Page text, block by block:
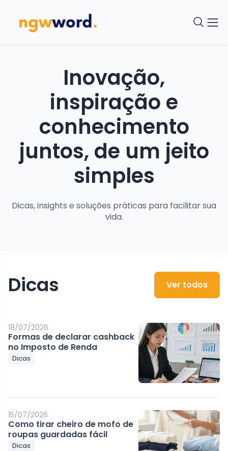
Inovação,
inspiração e
conhecimento
juntos, de um jeito
simples
Dicas, insights e soluções práticas para facilitar sua
vida.
Dicas Ver todos
18/07/2026
Formas de declarar cashback
no Imposto de Renda
Dicas
15/07/2026
Como tirar cheiro de mofo de
roupas guardadas fácil
Dicas